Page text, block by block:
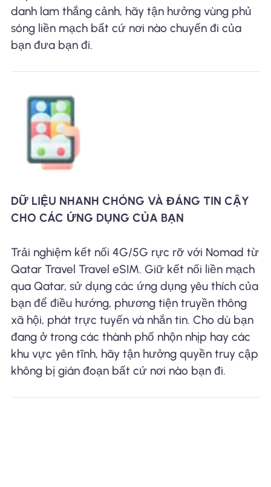
danh lam thắng cảnh, hãy tận hưởng vùng phủ
sóng liền mạch bất cứ nơi nào chuyến đi của
bạn đưa bạn đi.
DỮ LIỆU NHANH CHÓNG VÀ ĐÁNG TIN CẬY
CHO CÁC ỨNG DỤNG CỦA BẠN
Trải nghiệm kết nối 4G/5G rực rỡ với Nomad từ
Qatar Travel Travel eSIM. Giữ kết nối liền mạch
qua Qatar, sử dụng các ứng dụng yêu thích của
bạn để điều hướng, phương tiện truyền thông
xã hội, phát trực tuyến và nhắn tin. Cho dù bạn
đang ở trong các thành phố nhộn nhịp hay các
khu vực yên tĩnh, hãy tận hưởng quyền truy cập
không bị gián đoạn bất cứ nơi nào bạn đi.